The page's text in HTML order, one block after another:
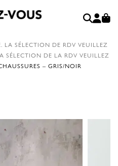
LA SÉLECTION DE RDV VEUILLEZ
SÉLECTION DE LA RDV VEUILLEZ
– GRIS/NOIR